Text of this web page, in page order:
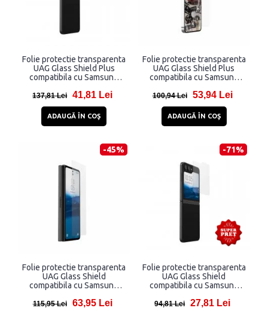
Folie protectie transparenta
UAG Glass Shield Plus
compatibila cu Samsung
137,81 Lei 41,81 Lei
ADAUGĂ ÎN COŞ
Folie protectie transparenta
UAG Glass Shield Plus
compatibila cu Samsung
100,94 Lei 53,94 Lei
ADAUGĂ ÎN COŞ
-45%
Folie protectie transparenta
UAG Glass Shield
compatibila cu Samsung
115,95 Lei 63,95 Lei
-71%
Folie protectie transparenta
UAG Glass Shield
compatibila cu Samsung
94,81 Lei 27,81 Lei